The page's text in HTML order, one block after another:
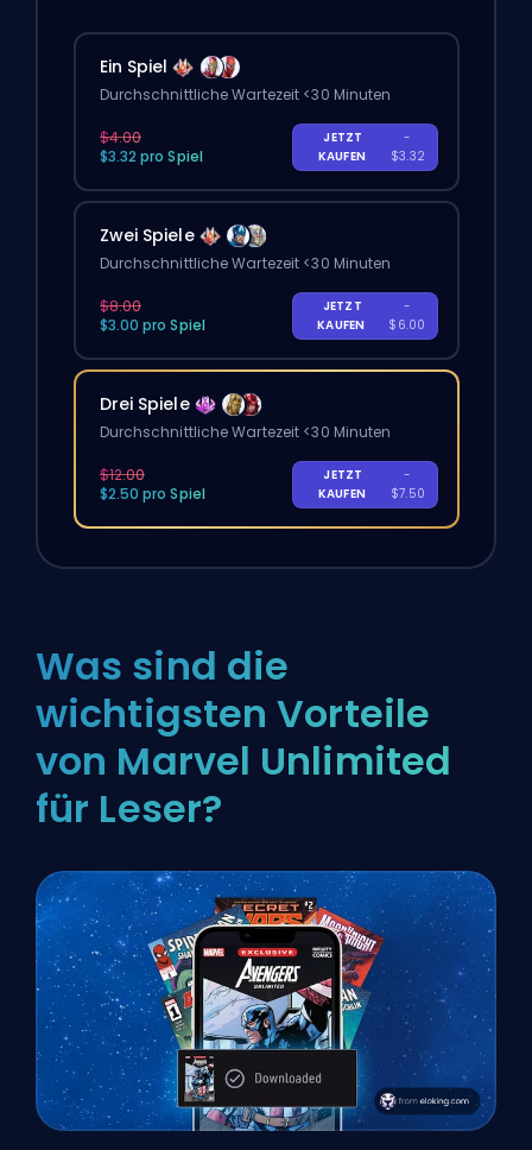
Ein Spiel
Durchschnittliche Wartezeit <30 Minuten
$4.00
$3.32 pro Spiel
JETZT
KAUFEN
-
$3.32
Zwei Spiele
Durchschnittliche Wartezeit <30 Minuten
$8.00
$3.00 pro Spiel
JETZT
KAUFEN
-
$6.00
Drei Spiele
Durchschnittliche Wartezeit <30 Minuten
$12.00
$2.50 pro Spiel
JETZT
KAUFEN
-
$7.50
Was sind die
wichtigsten Vorteile
von Marvel Unlimited
für Leser?